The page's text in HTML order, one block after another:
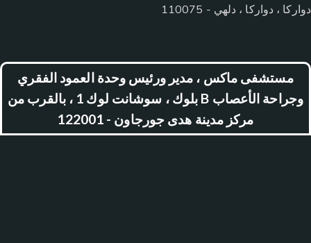
دواركا ، دواركا ، دلهي - 110075
مستشفى ماكس ، مدير ورئيس وحدة العمود الفقري
وجراحة الأعصاب B بلوك ، سوشانت لوك 1 ، بالقرب من
مركز مدينة هدى جورجاون - 122001